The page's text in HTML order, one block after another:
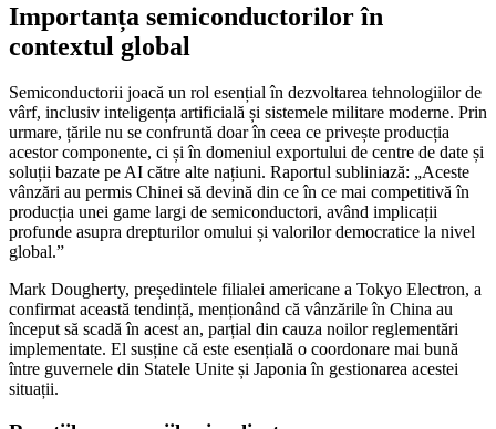
Importanța semiconductorilor în
contextul global
Semiconductorii joacă un rol esențial în dezvoltarea tehnologiilor de
vârf, inclusiv inteligența artificială și sistemele militare moderne. Prin
urmare, țările nu se confruntă doar în ceea ce privește producția
acestor componente, ci și în domeniul exportului de centre de date și
soluții bazate pe AI către alte națiuni. Raportul subliniază: „Aceste
vânzări au permis Chinei să devină din ce în ce mai competitivă în
producția unei game largi de semiconductori, având implicații
profunde asupra drepturilor omului și valorilor democratice la nivel
global.”
Mark Dougherty, președintele filialei americane a Tokyo Electron, a
confirmat această tendință, menționând că vânzările în China au
început să scadă în acest an, parțial din cauza noilor reglementări
implementate. El susține că este esențială o coordonare mai bună
între guvernele din Statele Unite și Japonia în gestionarea acestei
situații.